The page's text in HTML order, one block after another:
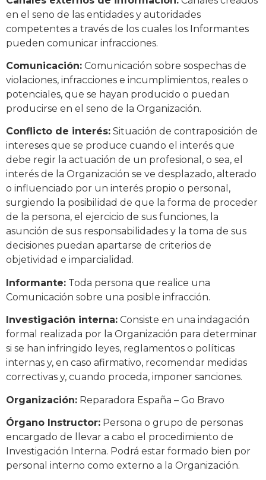
en el seno de las entidades y autoridades
competentes a través de los cuales los Informantes
pueden comunicar infracciones.
Comunicación: Comunicación sobre sospechas de
violaciones, infracciones e incumplimientos, reales o
potenciales, que se hayan producido o puedan
producirse en el seno de la Organización.
Conflicto de interés: Situación de contraposición de
intereses que se produce cuando el interés que
debe regir la actuación de un profesional, o sea, el
interés de la Organización se ve desplazado, alterado
o influenciado por un interés propio o personal,
surgiendo la posibilidad de que la forma de proceder
de la persona, el ejercicio de sus funciones, la
asunción de sus responsabilidades y la toma de sus
decisiones puedan apartarse de criterios de
objetividad e imparcialidad.
Informante: Toda persona que realice una
Comunicación sobre una posible infracción.
Investigación interna: Consiste en una indagación
formal realizada por la Organización para determinar
si se han infringido leyes, reglamentos o políticas
internas y, en caso afirmativo, recomendar medidas
correctivas y, cuando proceda, imponer sanciones.
Organización: Reparadora España – Go Bravo
Órgano Instructor: Persona o grupo de personas
encargado de llevar a cabo el procedimiento de
Investigación Interna. Podrá estar formado bien por
personal interno como externo a la Organización.